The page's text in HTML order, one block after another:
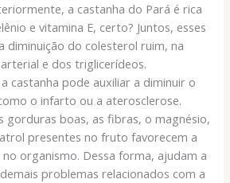
a castanha do Pará é rica
e vitamina E, certo? Juntos, esses
diminuição do colesterol ruim, na
e dos triglicerídeos.
castanha pode auxiliar a diminuir o
o infarto ou a aterosclerose.
gorduras boas, as fibras, o magnésio,
presentes no fruto favorecem a
no organismo. Dessa forma, ajudam a
problemas relacionados com a